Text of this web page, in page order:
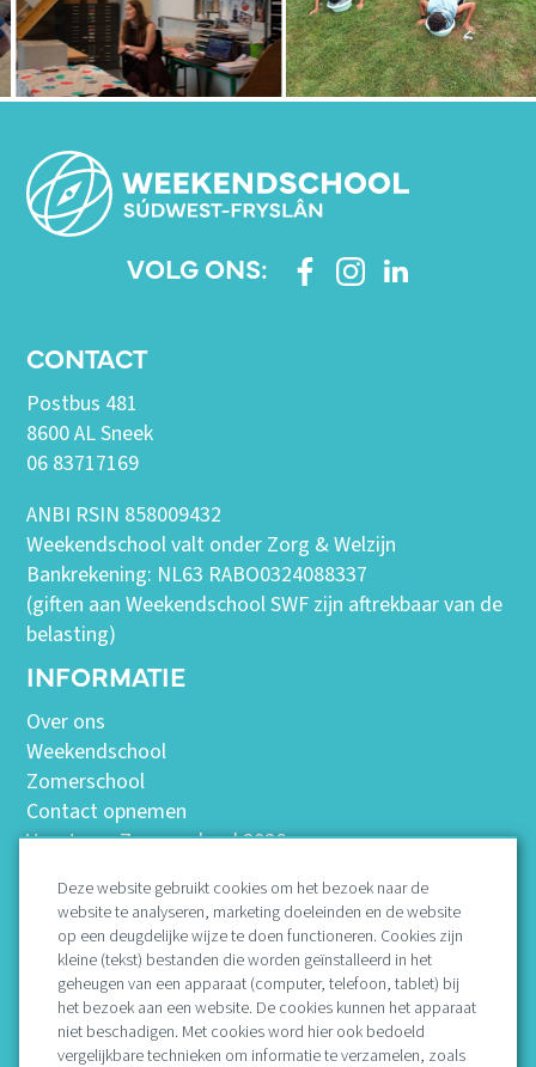
VOLG ONS:
CONTACT
Postbus 481
8600 AL Sneek
06 83717169
ANBI RSIN 858009432
Weekendschool valt onder Zorg & Welzijn
Bankrekening: NL63 RABO0324088337
(giften aan Weekendschool SWF zijn aftrekbaar van de
belasting)
INFORMATIE
Over ons
Weekendschool
Zomerschool
Contact opnemen
Vacatures Zomerschool 2026
Missie
Bestuur
Protocollen
Vertrouwenspersoon
ANBI en jaarrekeningen
Deze website gebruikt cookies om het bezoek naar de
website te analyseren, marketing doeleinden en de website
op een deugdelijke wijze te doen functioneren. Cookies zijn
kleine (tekst) bestanden die worden geïnstalleerd in het
geheugen van een apparaat (computer, telefoon, tablet) bij
het bezoek aan een website. De cookies kunnen het apparaat
niet beschadigen. Met cookies word hier ook bedoeld
vergelijkbare technieken om informatie te verzamelen, zoals